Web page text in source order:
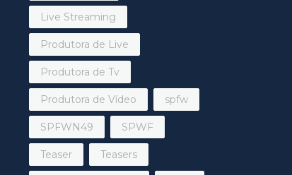
Live Streaming
Produtora de Live
Produtora de Tv
Produtora de Vídeo spfw
SPFWN49 SPWF
Teaser Teasers